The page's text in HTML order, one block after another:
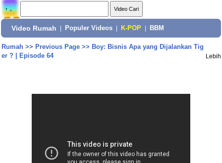
Video Rumah Populer Videos K-POP BBM
Rumah>> Previous Page>> Boy: Bisnis Apa yang Dijalankan Tig
er ? | Episode 64
Lebih